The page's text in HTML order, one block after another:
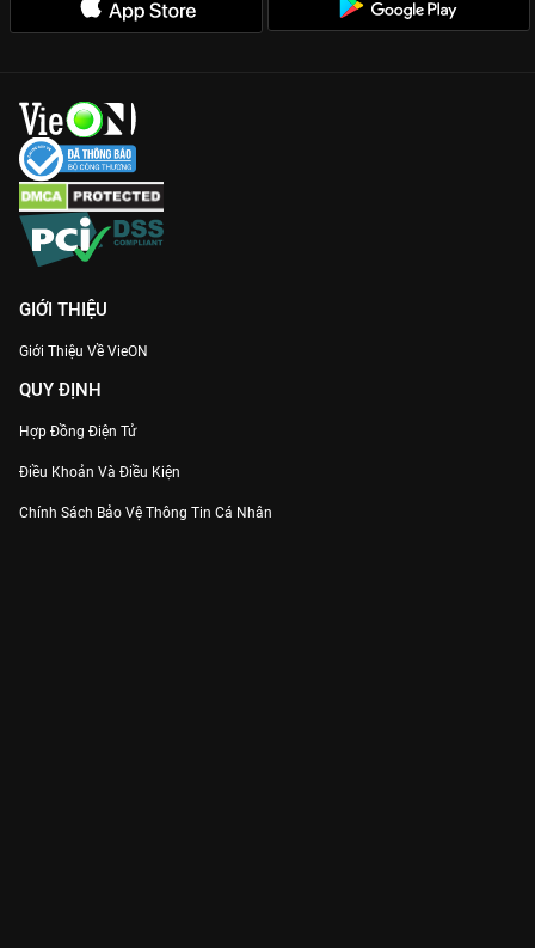
GIỚI THIỆU
Giới Thiệu Về VieON
QUY ĐỊNH
Hợp Đồng Điện Tử
Điều Khoản Và Điều Kiện
Chính Sách Bảo Vệ Thông Tin Cá Nhân